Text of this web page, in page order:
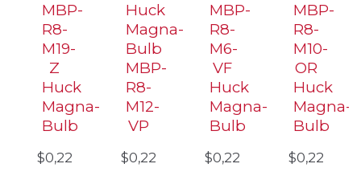
MBP-
R8-
M19-
Z
Huck
Magna-
Bulb
$0,22
Huck
Magna-
Bulb
MBP-
R8-
M12-
VP
$0,22
MBP-
R8-
M6-
VF
Huck
Magna-
Bulb
$0,22
MBP-
R8-
M10-
OR
Huck
Magna-
Bulb
$0,22